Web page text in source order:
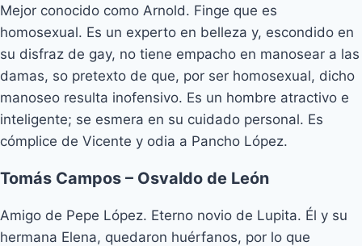
Mejor conocido como Arnold. Finge que es
homosexual. Es un experto en belleza y, escondido en
su disfraz de gay, no tiene empacho en manosear a las
damas, so pretexto de que, por ser homosexual, dicho
manoseo resulta inofensivo. Es un hombre atractivo e
inteligente; se esmera en su cuidado personal. Es
cómplice de Vicente y odia a Pancho López.
Tomás Campos – Osvaldo de León
Amigo de Pepe López. Eterno novio de Lupita. Él y su
hermana Elena, quedaron huérfanos, por lo que